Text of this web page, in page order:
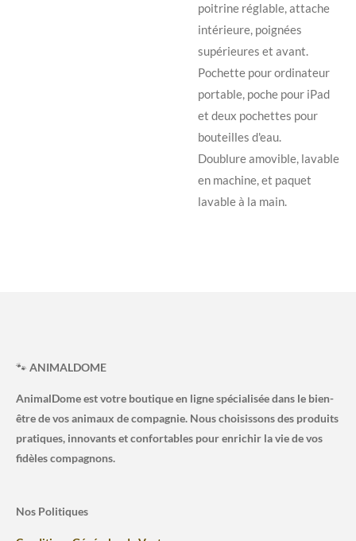
poitrine réglable, attache
intérieure, poignées
supérieures et avant.
Pochette pour ordinateur
portable, poche pour iPad
et deux pochettes pour
bouteilles d'eau.
Doublure amovible, lavable
en machine, et paquet
lavable à la main.
🐾 ANIMALDOME
AnimalDome est votre boutique en ligne spécialisée dans le bien-
être de vos animaux de compagnie. Nous choisissons des produits
pratiques, innovants et confortables pour enrichir la vie de vos
fidèles compagnons.
Nos Politiques